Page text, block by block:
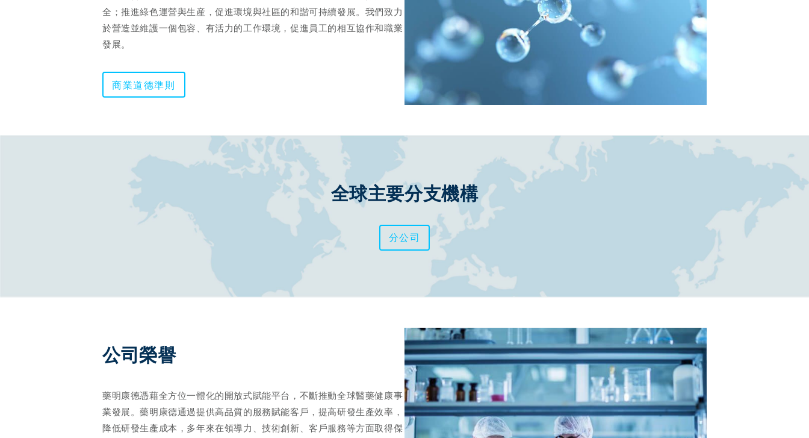
全；推進綠色運營與生産，促進環境與社區的和諧可持續發展。我們致力
於營造並維護一個包容、有活力的工作環境，促進員工的相互協作和職業
發展。
商業道德準則
全球主要分支機構
分公司
公司榮譽
藥明康德憑藉全方位一體化的開放式賦能平台，不斷推動全球醫藥健康事
業發展。藥明康德通過提供高品質的服務賦能客戶，提高研發生產效率，
降低研發生產成本，多年來在領導力、技術創新、客戶服務等方面取得傑